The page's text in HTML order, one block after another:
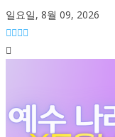
Skip
to
content
일요일, 8월 09, 2026